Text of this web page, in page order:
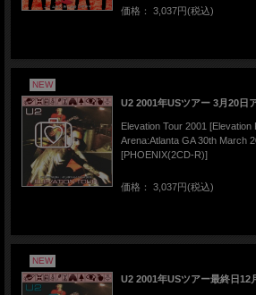
価格： 3,037円(税込)
NEW
U2 2001年USツアー 3月20
Elevation Tour 2001 [Elevation
Arena:Atlanta GA 30th March
[PHOENIX(2CD-R)]
価格： 3,037円(税込)
NEW
U2 2001年USツアー最終日